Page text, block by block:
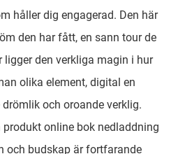
håller dig engagerad. Den här
den har fått, en sann tour de
ligger den verkliga magin i hur
olika element, digital en
och oroande verklig.
produkt online bok nedladdning
och budskap är fortfarande